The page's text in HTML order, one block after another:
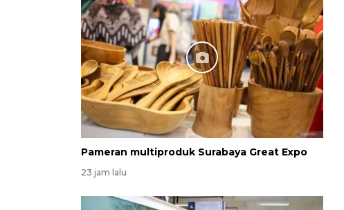
Pameran multiproduk Surabaya Great Expo
23 jam lalu